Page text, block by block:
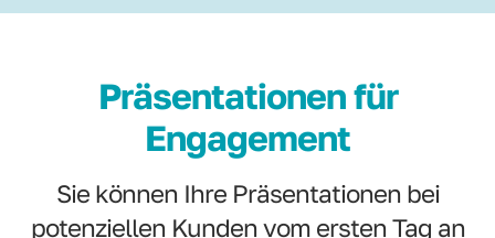
Präsentationen für
Engagement
Sie können Ihre Präsentationen bei
potenziellen Kunden vom ersten Tag an